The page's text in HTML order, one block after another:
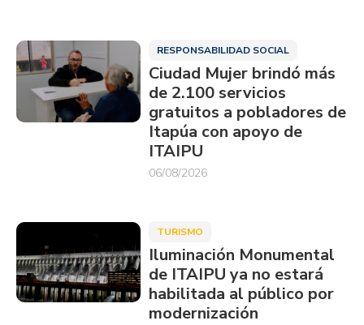
RESPONSABILIDAD SOCIAL
Ciudad Mujer brindó más
de 2.100 servicios
gratuitos a pobladores de
Itapúa con apoyo de
ITAIPU
06/08/2026
TURISMO
Iluminación Monumental
de ITAIPU ya no estará
habilitada al público por
modernización